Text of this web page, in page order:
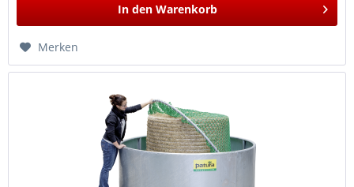
In den Warenkorb
Merken